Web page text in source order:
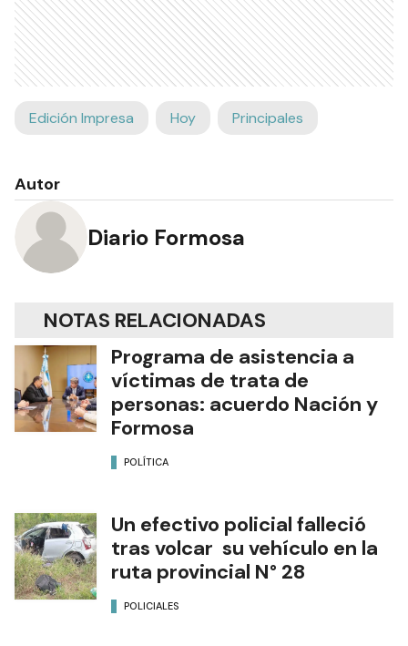
Edición Impresa Hoy Principales
Autor
Diario Formosa
NOTAS RELACIONADAS
Programa de asistencia a
víctimas de trata de
personas: acuerdo Nación y
Formosa
POLÍTICA
Un efectivo policial falleció
tras volcar su vehículo en la
ruta provincial N° 28
POLICIALES